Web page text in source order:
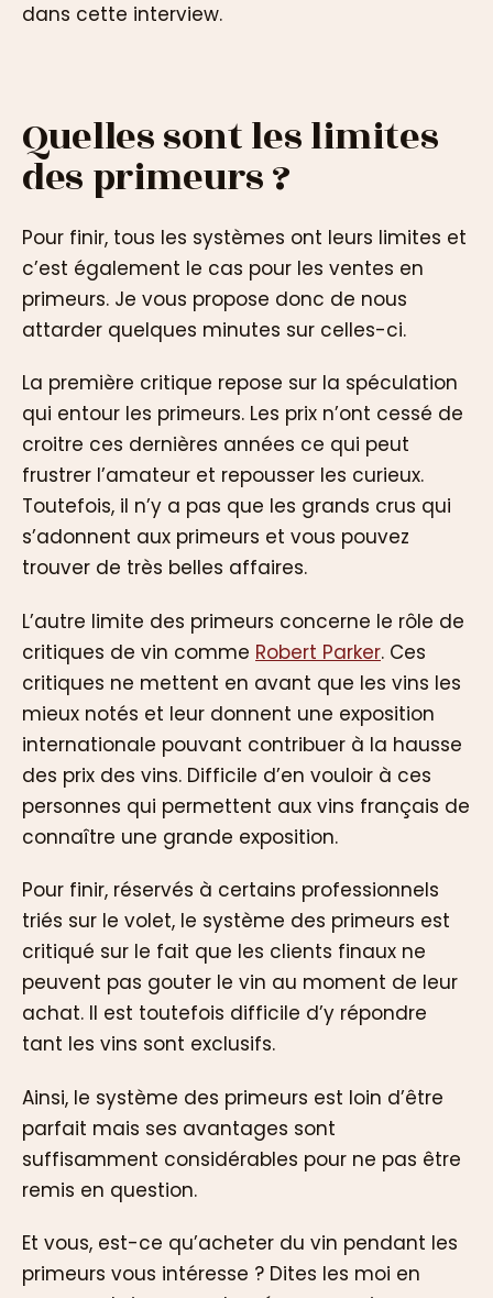
dans cette interview.
Quelles sont les limites
des primeurs ?
Pour finir, tous les systèmes ont leurs limites et
c’est également le cas pour les ventes en
primeurs. Je vous propose donc de nous
attarder quelques minutes sur celles-ci.
La première critique repose sur la spéculation
qui entour les primeurs. Les prix n’ont cessé de
croitre ces dernières années ce qui peut
frustrer l’amateur et repousser les curieux.
Toutefois, il n’y a pas que les grands crus qui
s’adonnent aux primeurs et vous pouvez
trouver de très belles affaires.
L’autre limite des primeurs concerne le rôle de
critiques de vin comme Robert Parker. Ces
critiques ne mettent en avant que les vins les
mieux notés et leur donnent une exposition
internationale pouvant contribuer à la hausse
des prix des vins. Difficile d’en vouloir à ces
personnes qui permettent aux vins français de
connaître une grande exposition.
Pour finir, réservés à certains professionnels
triés sur le volet, le système des primeurs est
critiqué sur le fait que les clients finaux ne
peuvent pas gouter le vin au moment de leur
achat. Il est toutefois difficile d’y répondre
tant les vins sont exclusifs.
Ainsi, le système des primeurs est loin d’être
parfait mais ses avantages sont
suffisamment considérables pour ne pas être
remis en question.
Et vous, est-ce qu’acheter du vin pendant les
primeurs vous intéresse ? Dites les moi en